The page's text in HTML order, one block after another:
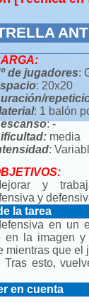
de jugadores:
: 20x20
: 1 balón
: -
media
:
y
y
la tarea
en un
la imagen
mientras que el
esto,
en cuenta